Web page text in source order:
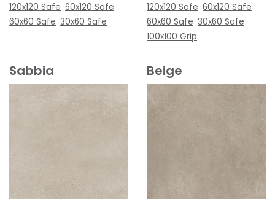
120x120 Safe 60x120 Safe
60x60 Safe 30x60 Safe
120x120 Safe 60x120 Safe
60x60 Safe 30x60 Safe
100x100 Grip
Sabbia Beige